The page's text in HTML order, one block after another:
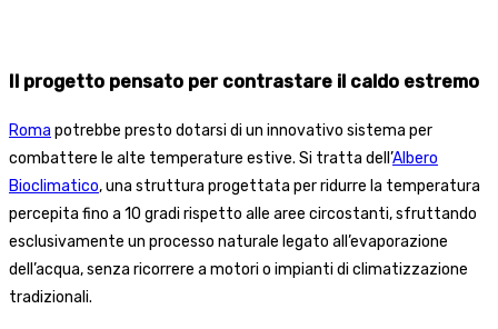
Il progetto pensato per contrastare il caldo estremo
Roma potrebbe presto dotarsi di un innovativo sistema per
combattere le alte temperature estive. Si tratta dell’Albero
Bioclimatico, una struttura progettata per ridurre la temperatura
percepita fino a 10 gradi rispetto alle aree circostanti, sfruttando
esclusivamente un processo naturale legato all’evaporazione
dell’acqua, senza ricorrere a motori o impianti di climatizzazione
tradizionali.